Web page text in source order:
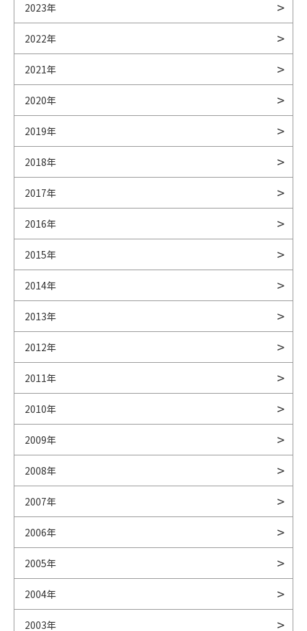
2023年
2022年
2021年
2020年
2019年
2018年
2017年
2016年
2015年
2014年
2013年
2012年
2011年
2010年
2009年
2008年
2007年
2006年
2005年
2004年
2003年